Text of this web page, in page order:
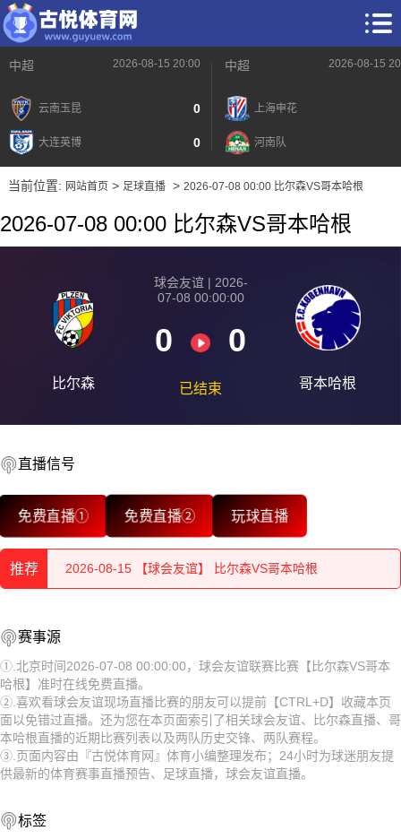
中超 2026-08-15 20:00
云南玉昆 0
大连英博 0
中超 2026-08-15
上海申花
河南队
当前位置: 网站首页> 足球直播> 2026-07-08 00:00 比尔森VS哥本哈根
2026-07-08 00:00 比尔森VS哥本哈根
比尔森
球会友谊 | 2026-
07-08 00:00:00
0 0
已结束 哥本哈根
直播信号
免费直播① 免费直播② 玩球直播
推荐
2026-08-15 【球会友谊】 比尔森VS哥本哈根
2026-08-15 【球会友谊】 比尔森VS哥本哈根
2026-08-15 【球会友谊】 比尔森VS哥本哈根
2026-08-15 【球会友谊】 比尔森VS哥本哈根
2026-08-15 【球会友谊】 比尔森VS哥本哈根
2026-08-15 【球会友谊】 比尔森VS哥本哈根
2026-08-15 【球会友谊】 比尔森VS哥本哈根
2026-08-15 【球会友谊】 比尔森VS哥本哈根
2026-08-15 【球会友谊】 比尔森VS哥本哈根
赛事源
①.北京时间2026-07-08 00:00:00，球会友谊联赛比赛【比尔森VS哥本
哈根】准时在线免费直播。
②.喜欢看球会友谊现场直播比赛的朋友可以提前【CTRL+D】收藏本页
面以免错过直播。还为您在本页面索引了相关球会友谊、比尔森直播、哥
本哈根直播的近期比赛列表以及两队历史交锋、两队赛程。
③.页面内容由『古悦体育网』体育小编整理发布；24小时为球迷朋友提
供最新的体育赛事直播预告、足球直播，球会友谊直播。
标签